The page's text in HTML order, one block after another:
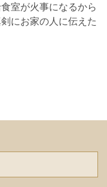
室が火事になるから
にお家の人に伝えた